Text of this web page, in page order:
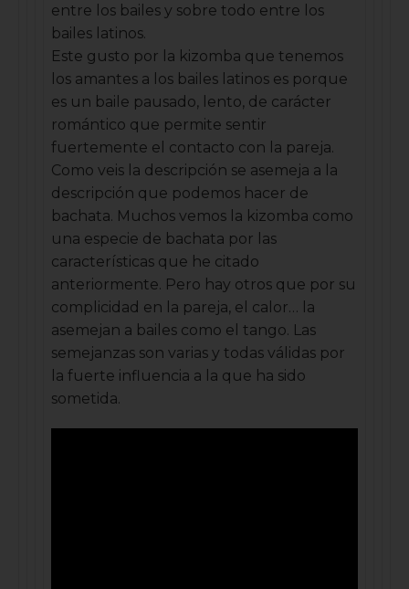
entre los bailes y sobre todo entre los
bailes latinos.
Este gusto por la kizomba que tenemos
los amantes a los bailes latinos es porque
es un baile pausado, lento, de carácter
romántico que permite sentir
fuertemente el contacto con la pareja.
Como veis la descripción se asemeja a la
descripción que podemos hacer de
bachata. Muchos vemos la kizomba como
una especie de bachata por las
características que he citado
anteriormente. Pero hay otros que por su
complicidad en la pareja, el calor… la
asemejan a bailes como el tango. Las
semejanzas son varias y todas válidas por
la fuerte influencia a la que ha sido
sometida.